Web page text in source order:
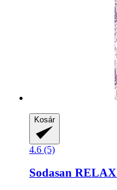
Kosár
4.6 (5)
Sodasan RELAX